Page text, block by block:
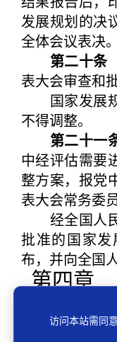
发展规划的决
全体会议表决。
第二十条
表大会审查和
国家发展规
不得调整。
第二十一
中经评估需要
整方案，报党
表大会常务委
经全国人民
批准的国家
布，并向全国
第四章
第二十二
访问本站需同